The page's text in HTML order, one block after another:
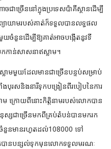
ាច្រើននៅក្នុងប្រទេសប៉ាគីស្ថានដើម្បី
យាយាមរបស់គាត់ក៏ទទួលបានលទ្ធផល
ចំនួនដើម្បីឱ្យគាត់អាចបង្កើតនូវទី
កាន់សាសនាឥស្លាម។
មមួយដែលមានជាច្រើនបន្ទប់សម្រាប់
ងបុរសនិងនារីទុកបង្រៀនពីរបៀបនៃការ
ម ក្រោយពីនោះកិត្តិនាមរបស់លោកបាន
ជាច្រើនមកពីគ្រប់តំបន់បានមករក
នួនមានរហូតដល់108000 ទៅ
បានបន្សល់ទុកមុនលោកទទួលមរណៈ